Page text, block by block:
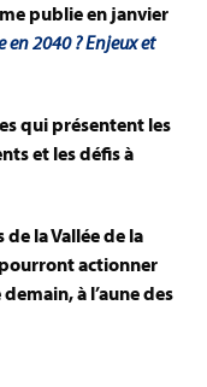
publie en janvier
en 2040 ? Enjeux et
qui présentent les
et les défis à
la Vallée de la
actionner
à l’aune des